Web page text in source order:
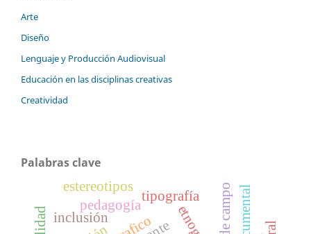
Arte
Diseño
Lenguaje y Producción Audiovisual
Educación en las disciplinas creativas
Creatividad
Palabras clave
tipografía
pedagogía
estereotipos
inclusión